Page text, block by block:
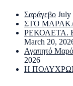
Σαράγεβο July
ΣΤΟ
ΡΕΚΟΛΕΤΑ.
March 20,
Αγαπητό
2026
Η